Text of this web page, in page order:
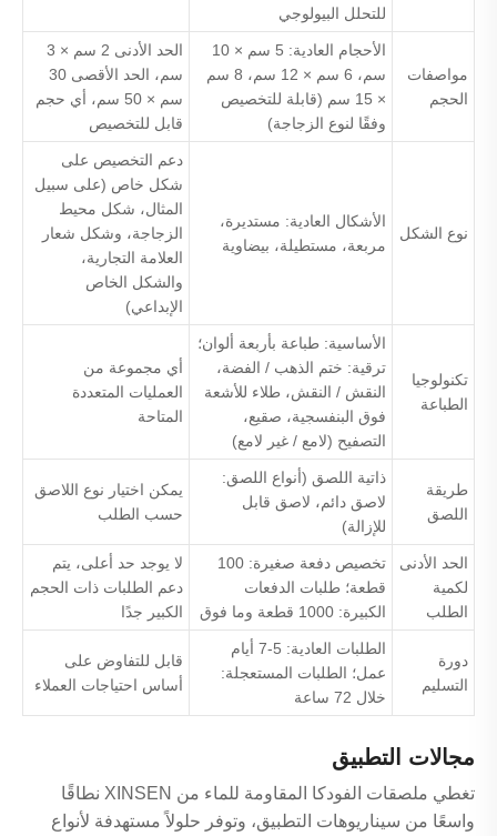
للتحلل البيولوجي
مواصفات
الحجم
الأحجام العادية: 5 سم × 10
سم، 6 سم × 12 سم، 8 سم
× 15 سم (قابلة للتخصيص
وفقًا لنوع الزجاجة)
الحد الأدنى 2 سم × 3
سم، الحد الأقصى 30
سم × 50 سم، أي حجم
قابل للتخصيص
نوع الشكل
الأشكال العادية: مستديرة،
مربعة، مستطيلة، بيضاوية
دعم التخصيص على
شكل خاص (على سبيل
المثال، شكل محيط
الزجاجة، وشكل شعار
العلامة التجارية،
والشكل الخاص
الإبداعي)
تكنولوجيا
الطباعة
الأساسية: طباعة بأربعة ألوان؛
ترقية: ختم الذهب / الفضة،
النقش / النقش، طلاء للأشعة
فوق البنفسجية، صقيع،
التصفيح (لامع / غير لامع)
أي مجموعة من
العمليات المتعددة
المتاحة
طريقة
اللصق
ذاتية اللصق (أنواع اللصق:
لاصق دائم، لاصق قابل
للإزالة)
يمكن اختيار نوع اللاصق
حسب الطلب
الحد الأدنى
لكمية
الطلب
تخصيص دفعة صغيرة: 100
قطعة؛ طلبات الدفعات
الكبيرة: 1000 قطعة وما فوق
لا يوجد حد أعلى، يتم
دعم الطلبات ذات الحجم
الكبير جدًا
دورة
التسليم
الطلبات العادية: 5-7 أيام
عمل؛ الطلبات المستعجلة:
خلال 72 ساعة
قابل للتفاوض على
أساس احتياجات العملاء
مجالات التطبيق
تغطي ملصقات الفودكا المقاومة للماء من XINSEN نطاقًا
واسعًا من سيناريوهات التطبيق، وتوفر حلولاً مستهدفة لأنواع